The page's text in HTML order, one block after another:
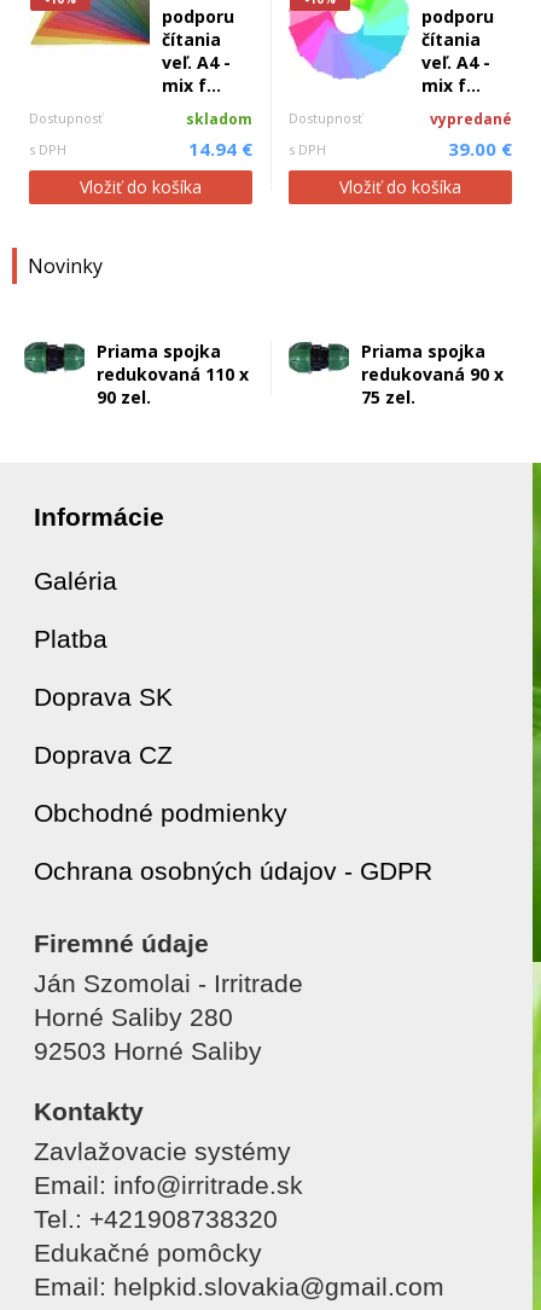
podporu
čítania
veľ. A4 -
mix f...
Dostupnosť skladom
s DPH 14.94 €
Vložiť do košíka
podporu
čítania
veľ. A4 -
mix f...
Dostupnosť vypredané
s DPH 39.00 €
Vložiť do košíka
Novinky
Priama spojka
redukovaná 110 x
90 zel.
Priama spojka
redukovaná 90 x
75 zel.
Informácie
Galéria
Platba
Doprava SK
Doprava CZ
Obchodné podmienky
Ochrana osobných údajov - GDPR
Firemné údaje
Ján Szomolai - Irritrade
Horné Saliby 280
92503 Horné Saliby
Kontakty
Zavlažovacie systémy
Email: info@irritrade.sk
Tel.: +421908738320
Edukačné pomôcky
Email: helpkid.slovakia@gmail.com